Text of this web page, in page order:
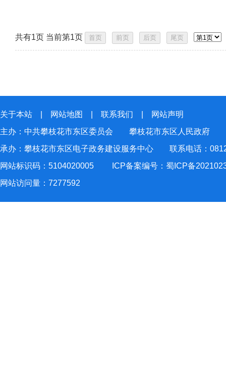
共有1页 当前第1页
关于本站 网站地图 联系我们
网站声明
主办：中共攀枝花市东区委员会 攀枝花市东区人民政府
承办：攀枝花市东区电子政务建设服务中心 联系电话：
网站标识码：5104020005
ICP备案编号：蜀ICP备
网站访问量： 7277592